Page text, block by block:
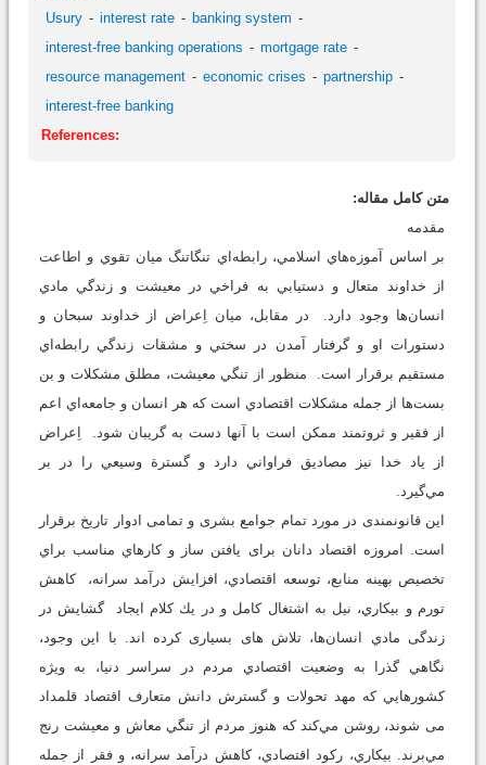
Usury
interest rate
banking system
interest-free banking operations
mortgage rate
resource management
economic crises
partnership
interest-free banking
References:
متن کامل مقاله:
مقدمه
بر اساس آموزه‌هاي اسلامي، رابطه‌اي تنگاتنگ ميان تقوي و اطاعت
از خداوند متعال و دستيابي به فراخي در معيشت و زندگي مادي
انسان‌ها وجود دارد. در مقابل، ميان اِعراض از خداوند سبحان و
دستورات او و گرفتار آمدن در سختي و مشقات زندگي رابطه‌اي
مستقیم برقرار است. منظور از تنگي معيشت، مطلق مشكلات و بن
بست‌ها از جمله مشكلات اقتصادي است كه هر انسان و جامعه‌اي اعم
از فقير و ثروتمند ممكن است با آنها دست به گريبان شود. اِعراض
از ياد خدا نیز مصاديق فراواني دارد و گسترة وسيعي را در بر
مي‌گيرد.
این قانونمندی در مورد تمام جوامع بشری و تمامی ادوار تاریخ برقرار
است. امروزه اقتصاد دانان برای یافتن ساز و كارهاي مناسب براي
تخصيص بهينه منابع، توسعه اقتصادي، افزايش درآمد سرانه، كاهش
تورم و بيكاري، نيل به اشتغال كامل و در یك كلام ایجاد گشايش در
زندگی مادي انسان‌ها، تلاش های بسیاری كرده اند. با این وجود،
نگاهي گذرا به وضعيت اقتصادي مردم در سراسر دنيا، به ويژه
كشورهايي كه مهد تحولات و گسترش دانش متعارف اقتصاد قلمداد
می شوند، روشن مي‌كند كه هنوز مردم از تنگي معاش و معيشت رنج
مي‌برند. بيكاري، ركود اقتصادي، كاهش درآمد سرانه، و فقر از جمله